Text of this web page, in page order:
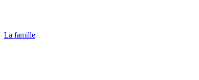
La famille